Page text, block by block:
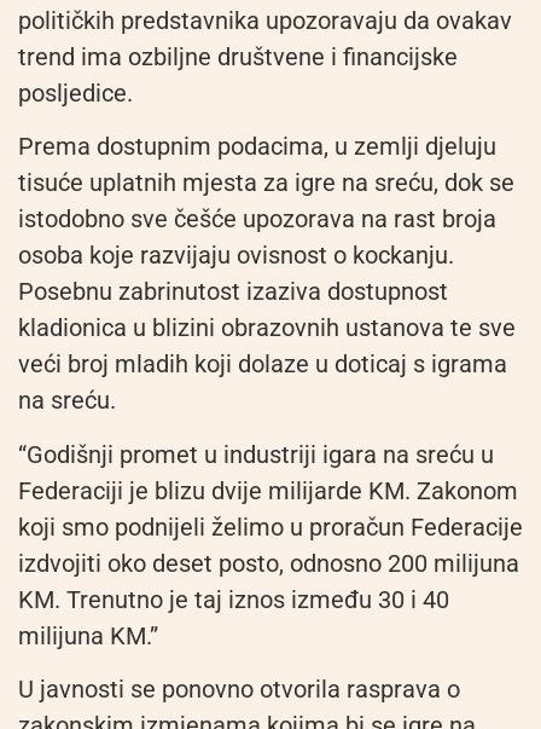
političkih predstavnika upozoravaju da ovakav
trend ima ozbiljne društvene i financijske
posljedice.
Prema dostupnim podacima, u zemlji djeluju
tisuće uplatnih mjesta za igre na sreću, dok se
istodobno sve češće upozorava na rast broja
osoba koje razvijaju ovisnost o kockanju.
Posebnu zabrinutost izaziva dostupnost
kladionica u blizini obrazovnih ustanova te sve
veći broj mladih koji dolaze u doticaj s igrama
na sreću.
“Godišnji promet u industriji igara na sreću u
Federaciji je blizu dvije milijarde KM. Zakonom
koji smo podnijeli želimo u proračun Federacije
izdvojiti oko deset posto, odnosno 200 milijuna
KM. Trenutno je taj iznos između 30 i 40
milijuna KM.”
U javnosti se ponovno otvorila rasprava o